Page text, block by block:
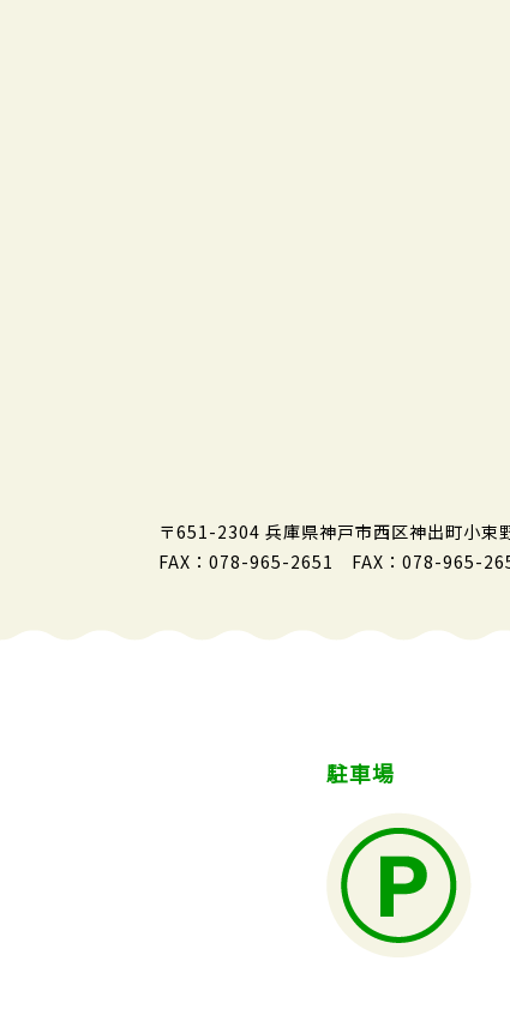
〒651-2304 兵庫県神戸市西区神出町小束
FAX：078-965-2651 FAX：078-965-
駐車場